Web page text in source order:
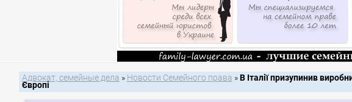
Адвокат, семейные дела » Новости Семейного права »В Італії призупинив
Європі